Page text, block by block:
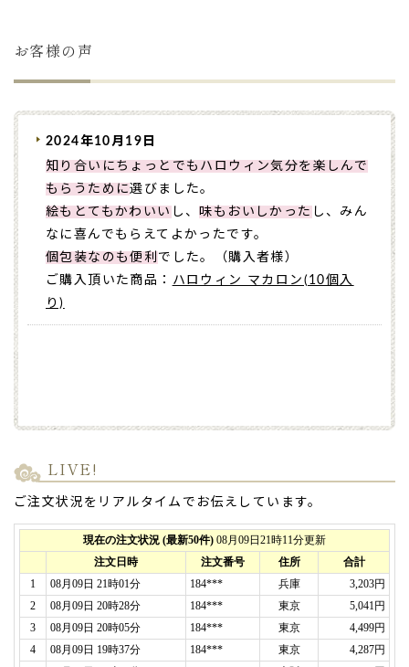
お客様の声
2024年10月19日
知り合いにちょっとでもハロウィン気分を楽しんで
もらうために選びました。
絵もとてもかわいい し、味もおいしかった し、みん
なに喜んでもらえてよかったです。
個包装なのも便利 でした。（購入者様）
ご購入頂いた商品： ハロウィン マカロン(10個入
り)
LIVE!
ご注文状況をリアルタイムでお伝えしています。